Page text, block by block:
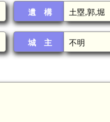
遺 構 土塁,郭,堀
城 主 不明